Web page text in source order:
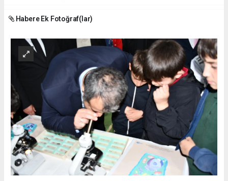
Habere Ek Fotoğraf(lar)